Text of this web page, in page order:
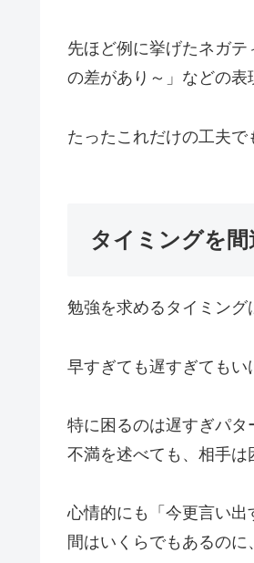
先ほど例に挙げたネガ
の差があり～」などの表
たったこれだけの工夫で
タイミングを
勉強を求めるタイミング
早すぎても遅すぎてもい
特に困るのは遅すぎパタ
不満を述べても、相手は
心情的にも「今更言い
間はいくらでもあるのに